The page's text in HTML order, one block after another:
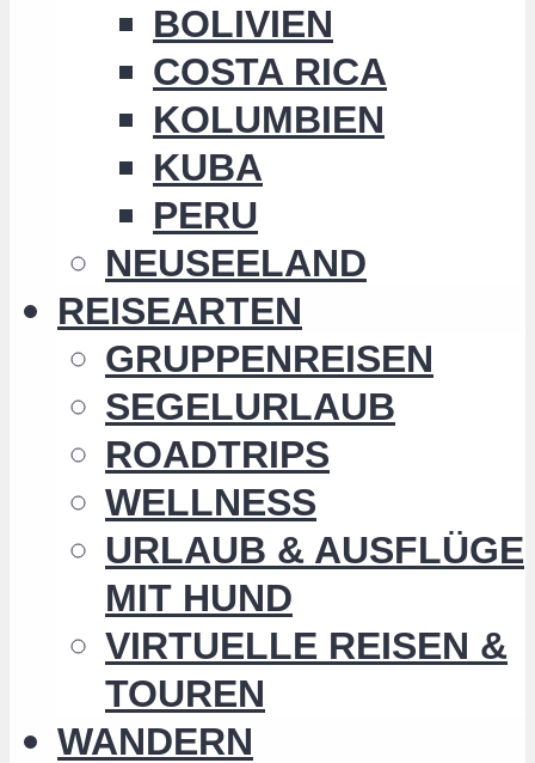
BOLIVIEN
COSTA RICA
KOLUMBIEN
KUBA
PERU
NEUSEELAND
REISEARTEN
GRUPPENREISEN
SEGELURLAUB
ROADTRIPS
WELLNESS
URLAUB & AUSFLÜGE
MIT HUND
VIRTUELLE REISEN &
TOUREN
WANDERN